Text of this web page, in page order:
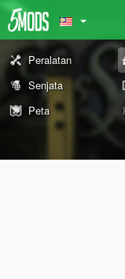
Peralatan
Senjata
Peta